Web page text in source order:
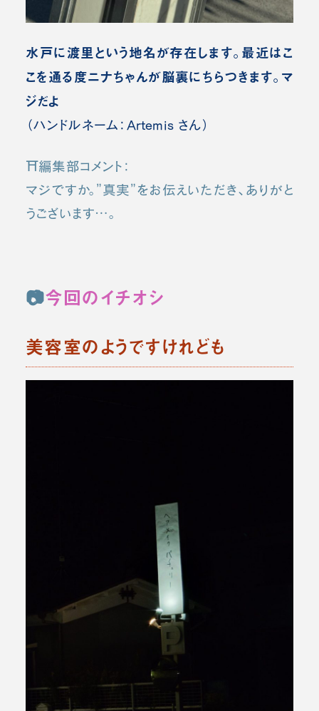
水戸に渡里という地名が存在します。最近はこ
こを通る度ニナちゃんが脳裏にちらつきます。マ
ジだよ
（ハンドルネーム：Artemis さん）
⛩️編集部コメント：
マジですか。”真実”をお伝えいただき、ありがと
うございます…。
📷今回のイチオシ
美容室のようですけれども